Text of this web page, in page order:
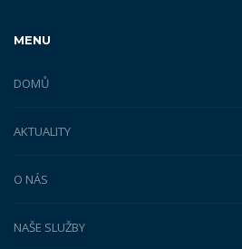
MENU
DOMŮ
AKTUALITY
O NÁS
NAŠE SLUŽBY